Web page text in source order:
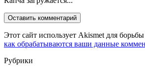
Этот сайт использует Akismet для
как обрабатываются ваши данные
Рубрики